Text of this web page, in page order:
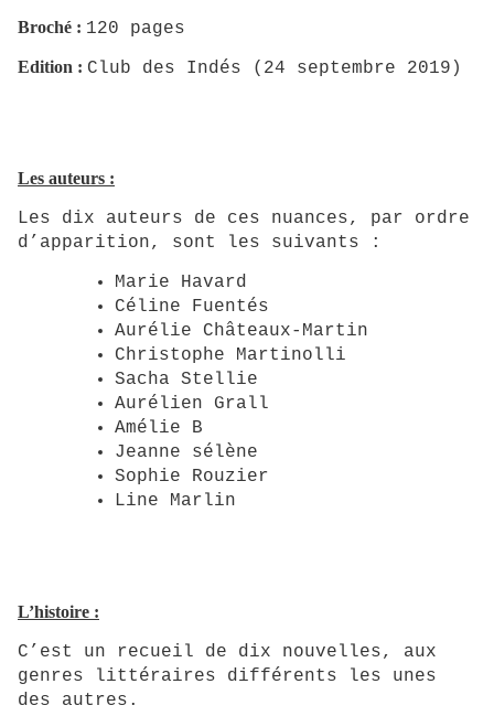
Broché : 120 pages
Edition : Club des Indés (24 septembre 2019)
Les auteurs :
Les dix auteurs de ces nuances, par ordre
d’apparition, sont les suivants :
Marie Havard
Céline Fuentés
Aurélie Châteaux-Martin
Christophe Martinolli
Sacha Stellie
Aurélien Grall
Amélie B
Jeanne sélène
Sophie Rouzier
Line Marlin
L’histoire :
C’est un recueil de dix nouvelles, aux
genres littéraires différents les unes
des autres.